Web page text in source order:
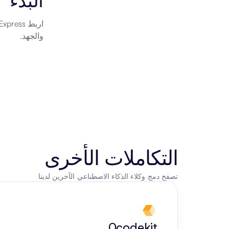
والجهد.
التكاملات الأخرى
تصفح دمج وكلاء الذكاء الاصطناعي الآخرين لدينا